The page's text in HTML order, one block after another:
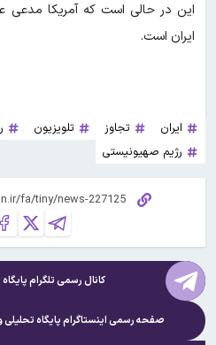
این در حالی است که آمریکا مدعی
ایران است.
ایران تجاوز تلویزیون
رژیم صهیونیستی
کانال رسمی تلگرام
صفحه رسمی اینستاگرام پایگاه